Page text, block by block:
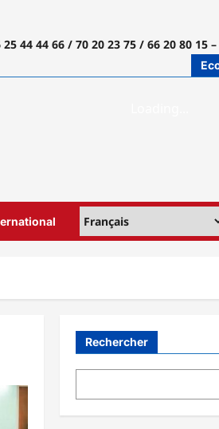
25 44 44 66 / 70 20 23 75 / 66 20 80 15 –
Rechercher